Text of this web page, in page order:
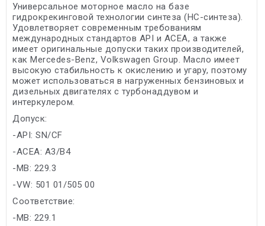
Универсальное моторное масло на базе
гидрокрекинговой технологии синтеза (HC-синтеза).
Удовлетворяет современным требованиям
международных стандартов API и ACEA, а также
имеет оригинальные допуски таких производителей,
как Mercedes-Benz, Volkswagen Group. Масло имеет
высокую стабильность к окислению и угару, поэтому
может использоваться в нагруженных бензиновых и
дизельных двигателях с турбонаддувом и
интеркулером.
Допуск:
-API: SN/CF
-ACEA: A3/B4
-MB: 229.3
-VW: 501 01/505 00
Соответствие:
-MB: 229.1